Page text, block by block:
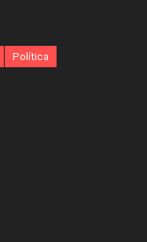
Política